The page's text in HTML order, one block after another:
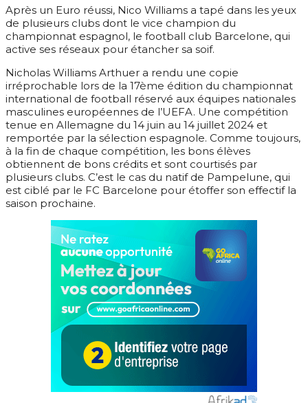
Après un Euro réussi, Nico Williams a tapé dans les yeux
de plusieurs clubs dont le vice champion du
championnat espagnol, le football club Barcelone, qui
active ses réseaux pour étancher sa soif.
Nicholas Williams Arthuer a rendu une copie
irréprochable lors de la 17ème édition du championnat
international de football réservé aux équipes nationales
masculines européennes de l’UEFA. Une compétition
tenue en Allemagne du 14 juin au 14 juillet 2024 et
remportée par la sélection espagnole. Comme toujours,
à la fin de chaque compétition, les bons élèves
obtiennent de bons crédits et sont courtisés par
plusieurs clubs. C’est le cas du natif de Pampelune, qui
est ciblé par le FC Barcelone pour étoffer son effectif la
saison prochaine.